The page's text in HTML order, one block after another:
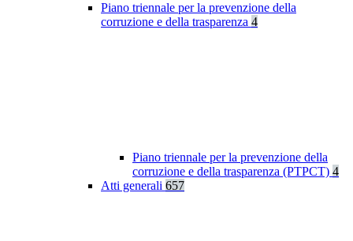
Piano triennale per la prevenzione della
corruzione e della trasparenza 4
Piano triennale per la prevenzione della
corruzione e della trasparenza (PTPCT) 4
Atti generali 657